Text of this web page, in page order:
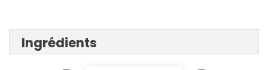
Ingrédients